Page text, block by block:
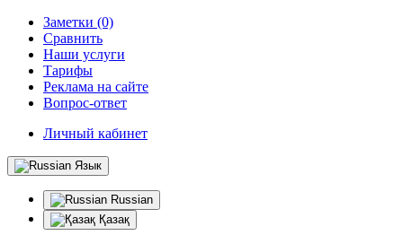
Заметки (0)
Сравнить
Наши услуги
Тарифы
Реклама на сайте
Вопрос-ответ
Личный кабинет
Язык
Russian
Қазақ